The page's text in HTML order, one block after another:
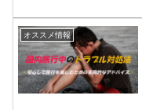
オススメ情報